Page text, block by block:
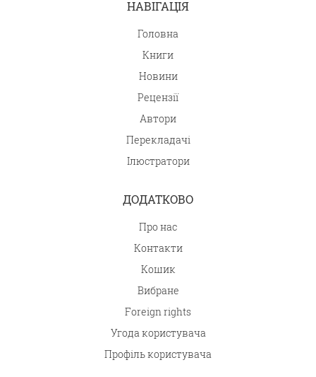
НАВІГАЦІЯ
Головна
Книги
Новини
Рецензії
Автори
Перекладачі
Ілюстратори
ДОДАТКОВО
Про нас
Контакти
Кошик
Вибране
Foreign rights
Угода користувача
Профіль користувача